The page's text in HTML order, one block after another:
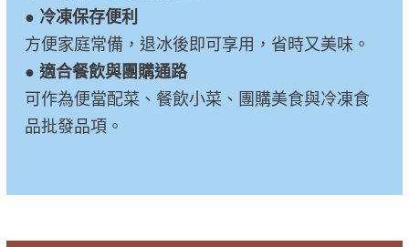
● 冷凍保存便利
方便家庭常備，退冰後即可享用，省時又美味。
● 適合餐飲與團購通路
可作為便當配菜、餐飲小菜、團購美食與冷凍食
品批發品項。